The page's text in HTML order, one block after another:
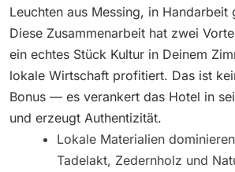
Leuchten aus Messing, in Handarbeit
Diese Zusammenarbeit hat zwei
ein echtes Stück Kultur in Deinem
lokale Wirtschaft profitiert. Das ist
Bonus — es verankert das Hotel in
und erzeugt Authentizität.
Lokale Materialien
Tadelakt, Zedernholz und